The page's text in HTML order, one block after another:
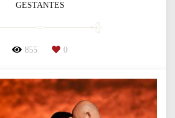
GESTANTES
855 0